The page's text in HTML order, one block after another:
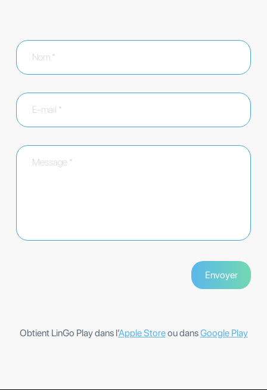
Obtient LinGo Play dans l’Apple Storeou dansGoogle Play